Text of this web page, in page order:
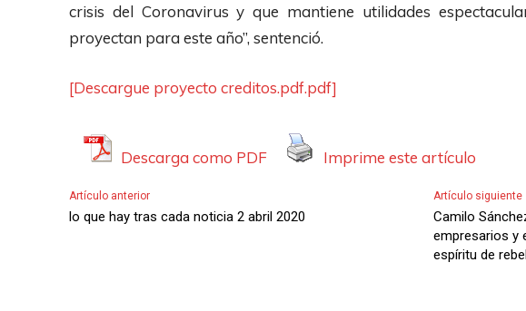
crisis del Coronavirus y que mantiene utilidades
proyectan para este año”, sentenció.
[Descargue proyecto creditos.pdf.pdf]
Descarga como PDF Imprime este artículo
Artículo anterior
lo que hay tras cada noticia 2 abril 2020
Artículo siguiente
Camilo
empresarios y
espíritu de